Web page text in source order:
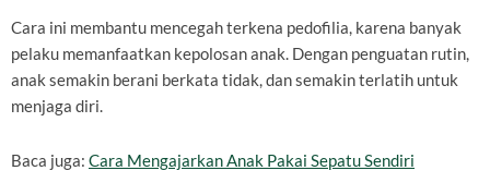
Cara ini membantu mencegah terkena pedofilia, karena banyak
pelaku memanfaatkan kepolosan anak. Dengan penguatan rutin,
anak semakin berani berkata tidak, dan semakin terlatih untuk
menjaga diri.
Baca juga: Cara Mengajarkan Anak Pakai Sepatu Sendiri